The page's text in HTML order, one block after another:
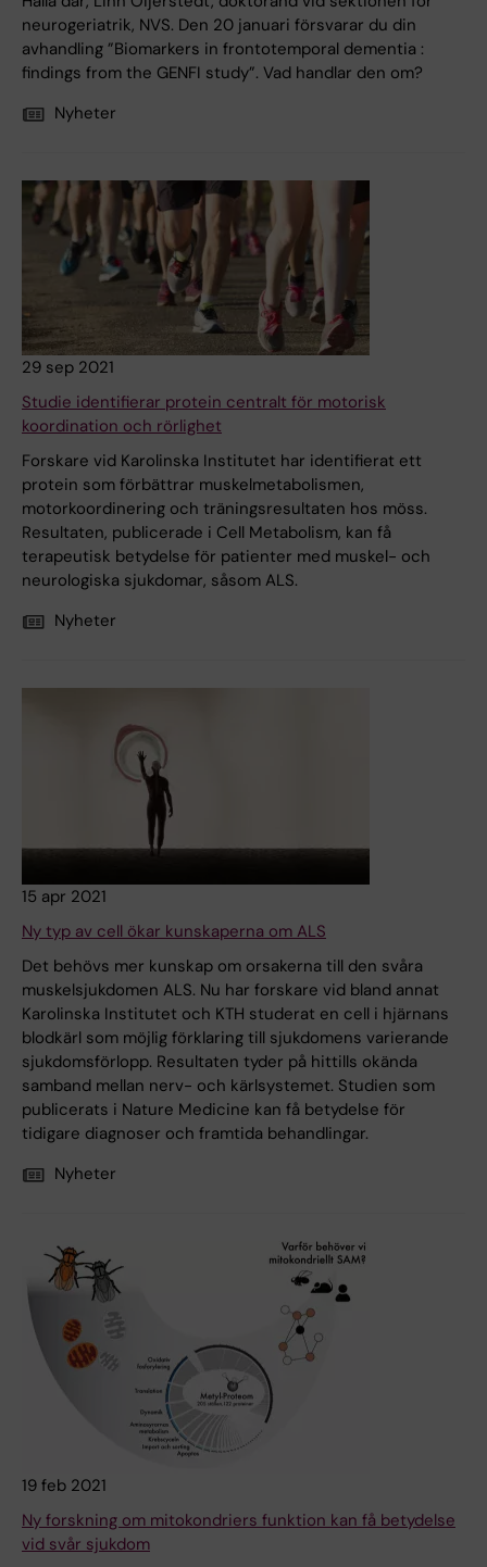
neurogeriatrik, NVS. Den 20 januari försvarar du din
avhandling ”Biomarkers in frontotemporal dementia :
findings from the GENFI study”. Vad handlar den om?
Nyheter
29 sep 2021
Studie identifierar protein centralt för motorisk
koordination och rörlighet
Forskare vid Karolinska Institutet har identifierat ett
protein som förbättrar muskelmetabolismen,
motorkoordinering och träningsresultaten hos möss.
Resultaten, publicerade i Cell Metabolism, kan få
terapeutisk betydelse för patienter med muskel- och
neurologiska sjukdomar, såsom ALS.
Nyheter
15 apr 2021
Ny typ av cell ökar kunskaperna om ALS
Det behövs mer kunskap om orsakerna till den svåra
muskelsjukdomen ALS. Nu har forskare vid bland annat
Karolinska Institutet och KTH studerat en cell i hjärnans
blodkärl som möjlig förklaring till sjukdomens varierande
sjukdomsförlopp. Resultaten tyder på hittills okända
samband mellan nerv- och kärlsystemet. Studien som
publicerats i Nature Medicine kan få betydelse för
tidigare diagnoser och framtida behandlingar.
Nyheter
19 feb 2021
Ny forskning om mitokondriers funktion kan få betydelse
vid svår sjukdom